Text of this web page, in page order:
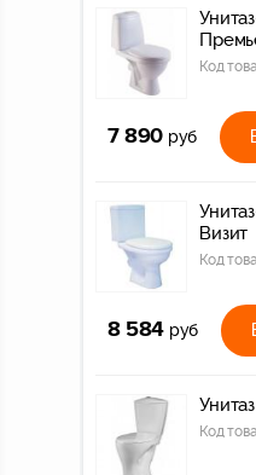
Код
7 890 руб
Визит
Код
8 584 руб
Код